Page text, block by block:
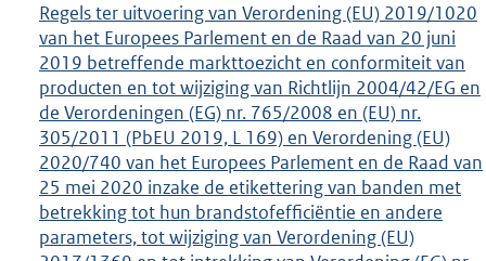
Regels ter uitvoering van Verordening (EU) 2019/1020
van het Europees Parlement en de Raad van 20 juni
2019 betreffende markttoezicht en conformiteit van
producten en tot wijziging van Richtlijn 2004/42/EG en
de Verordeningen (EG) nr. 765/2008 en (EU) nr.
305/2011 (PbEU 2019, L 169) en Verordening (EU)
2020/740 van het Europees Parlement en de Raad van
25 mei 2020 inzake de etikettering van banden met
betrekking tot hun brandstofefficiëntie en andere
parameters, tot wijziging van Verordening (EU)